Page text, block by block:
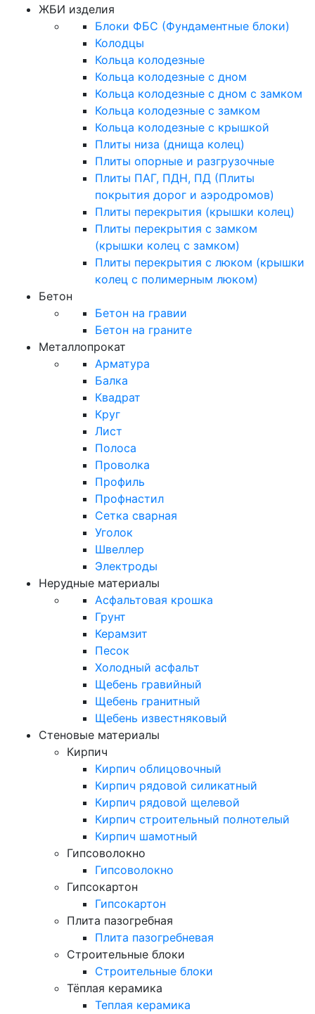
ЖБИ изделия
Блоки ФБС (Фундаментные блоки)
Колодцы
Кольца колодезные
Кольца колодезные с дном
Кольца колодезные с дном с замком
Кольца колодезные с замком
Кольца колодезные с крышкой
Плиты низа (днища колец)
Плиты опорные и разгрузочные
Плиты ПАГ, ПДН, ПД (Плиты
покрытия дорог и аэродромов)
Плиты перекрытия (крышки колец)
Плиты перекрытия с замком
(крышки колец с замком)
Плиты перекрытия с люком (крышки
колец с полимерным люком)
Бетон
Бетон на гравии
Бетон на граните
Металлопрокат
Арматура
Балка
Квадрат
Круг
Лист
Полоса
Проволка
Профиль
Профнастил
Сетка сварная
Уголок
Швеллер
Электроды
Нерудные материалы
Асфальтовая крошка
Грунт
Керамзит
Песок
Холодный асфальт
Щебень гравийный
Щебень гранитный
Щебень известняковый
Стеновые материалы
Кирпич
Кирпич облицовочный
Кирпич рядовой силикатный
Кирпич рядовой щелевой
Кирпич строительный полнотелый
Кирпич шамотный
Гипсоволокно
Гипсоволокно
Гипсокартон
Гипсокартон
Плита пазогребная
Плита пазогребневая
Строительные блоки
Строительные блоки
Тёплая керамика
Теплая керамика